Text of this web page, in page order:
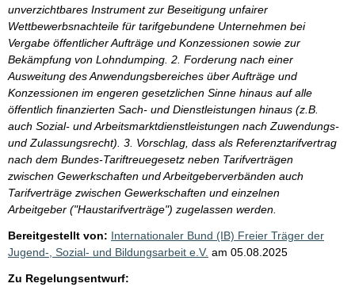
unverzichtbares Instrument zur Beseitigung unfairer
Wettbewerbsnachteile für tarifgebundene Unternehmen bei
Vergabe öffentlicher Aufträge und Konzessionen sowie zur
Bekämpfung von Lohndumping. 2. Forderung nach einer
Ausweitung des Anwendungsbereiches über Aufträge und
Konzessionen im engeren gesetzlichen Sinne hinaus auf alle
öffentlich finanzierten Sach- und Dienstleistungen hinaus (z.B.
auch Sozial- und Arbeitsmarktdienstleistungen nach Zuwendungs-
und Zulassungsrecht). 3. Vorschlag, dass als Referenztarifvertrag
nach dem Bundes-Tariftreuegesetz neben Tarifverträgen
zwischen Gewerkschaften und Arbeitgeberverbänden auch
Tarifverträge zwischen Gewerkschaften und einzelnen
Arbeitgeber ("Haustarifverträge") zugelassen werden.
Bereitgestellt von: Internationaler Bund (IB) Freier Träger der
Jugend-, Sozial- und Bildungsarbeit e.V. am 05.08.2025
Zu Regelungsentwurf: